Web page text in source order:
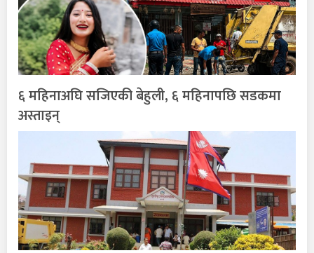
६ महिनाअघि सजिएकी बेहुली, ६ महिनापछि सडकमा
अस्ताइन्